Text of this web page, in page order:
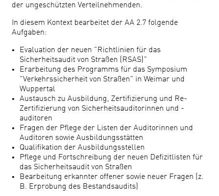
der ungeschützten Verteilnehmenden.
In diesem Kontext bearbeitet der AA 2.7 folgende
Aufgaben:
Evaluation der neuen "Richtlinien für das
Sicherheitsaudit von Straßen (RSAS)"
Erarbeitung des Programms für das Symposium
"Verkehrssicherheit von Straßen" in Weimar und
Wuppertal
Austausch zu Ausbildung, Zertifizierung und Re-
Zertifizierung von Sicherheitsauditorinnen und -
auditoren
Fragen der Pflege der Listen der Auditorinnen und
Auditoren sowie Ausbildungsstätten
Qualifikation der Ausbildungsstellen
Pflege und Fortschreibung der neuen Defizitlisten für
das Sicherheitsaudit von Straßen
Bearbeitung erkannter offener sowie neuer Fragen (z.
B. Erprobung des Bestandsaudits)